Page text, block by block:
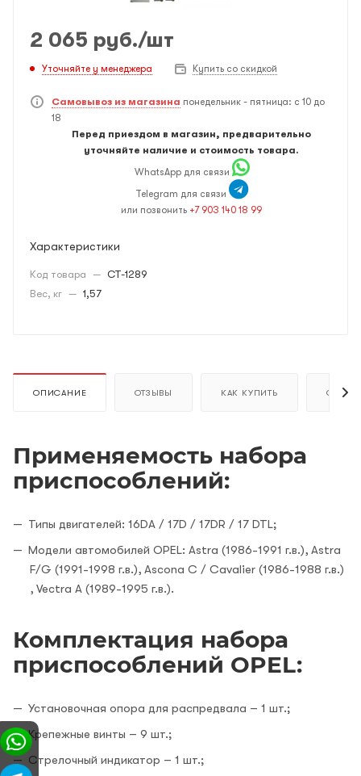
2 065 руб./шт
Уточняйте у менеджера Купить со скидкой
Самовывоз из магазина понедельник - пятница: с 10 до
18
Перед приездом в магазин, предварительно
уточняйте наличие и стоимость товара.
WhatsApp для связи
Telegram для связи
или позвонить +7 903 140 18 99
Характеристики
Код товара — CT-1289
Вес, кг — 1,57
ОПИСАНИЕ ОТЗЫВЫ КАК КУПИТЬ ОПЛАТА
Применяемость набора
приспособлений:
Типы двигателей: 16DA / 17D / 17DR / 17 DTL;
Модели автомобилей OPEL: Astra (1986-1991 г.в.), Astra
F/G (1991-1998 г.в.), Ascona C / Cavalier (1986-1988 г.в.)
, Vectra A (1989-1995 г.в.).
Комплектация набора
приспособлений OPEL:
Установочная опора для распредвала – 1 шт.;
Крепежные винты – 9 шт.;
Стрелочный индикатор – 1 шт.;